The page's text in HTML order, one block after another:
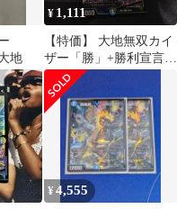
地
¥ 1,111
【特価】 大地無双カイ
ザー「勝」+勝利宣言
鬼丸「覇」計4枚セット
¥4,555